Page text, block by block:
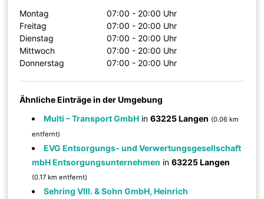
Montag
07:00 - 20:00 Uhr
Freitag
07:00 - 20:00 Uhr
Dienstag
07:00 - 20:00 Uhr
Mittwoch
07:00 - 20:00 Uhr
Donnerstag
07:00 - 20:00 Uhr
Ähnliche Einträge in der Umgebung
Multi – Transport GmbH in63225 Langen (0.06 km
entfernt)
EVG Entsorgungs- und Verwertungsgesellschaft
mbH Entsorgungsunternehmen in63225 Langen
(0.17 km entfernt)
Sehring VIII. & Sohn GmbH, Heinrich